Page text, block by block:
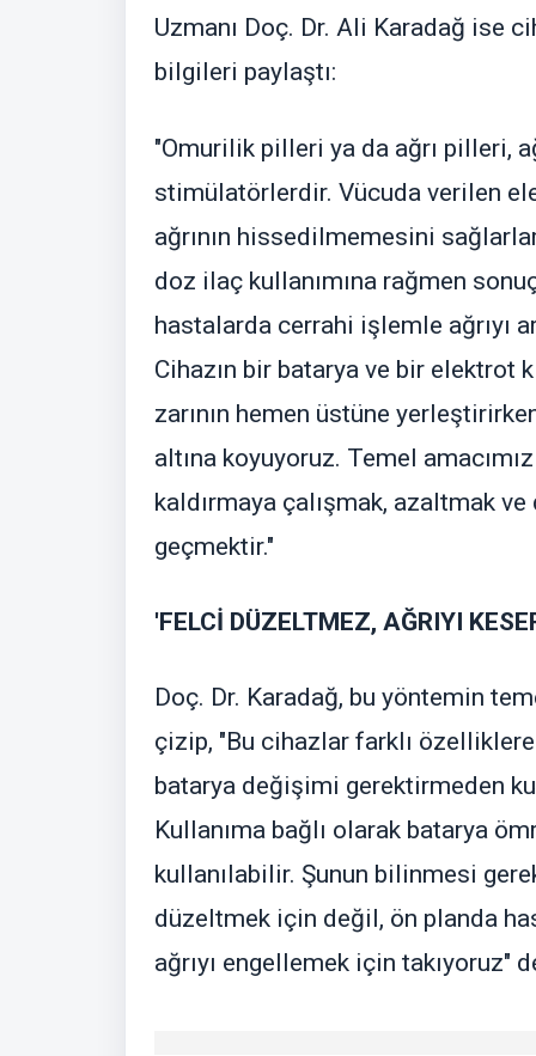
Uzmanı Doç. Dr. Ali Karadağ ise
bilgileri paylaştı:
"Omurilik pilleri ya da ağrı pilleri,
stimülatörlerdir. Vücuda verilen
ağrının hissedilmemesini
doz ilaç kullanımına rağmen
hastalarda cerrahi işlemle ağrıyı
Cihazın bir batarya ve bir elektrot
zarının hemen üstüne
altına koyuyoruz. Temel
kaldırmaya çalışmak, azaltmak
geçmektir."
'FELCİ DÜZELTMEZ, AĞRIYI
Doç. Dr. Karadağ, bu yöntemin
çizip, "Bu cihazlar farklı
batarya değişimi gerektirmeden
Kullanıma bağlı olarak batarya
kullanılabilir. Şunun bilinmesi
düzeltmek için değil, ön planda
ağrıyı engellemek için takıyoruz"